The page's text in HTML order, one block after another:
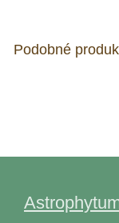
Podobné